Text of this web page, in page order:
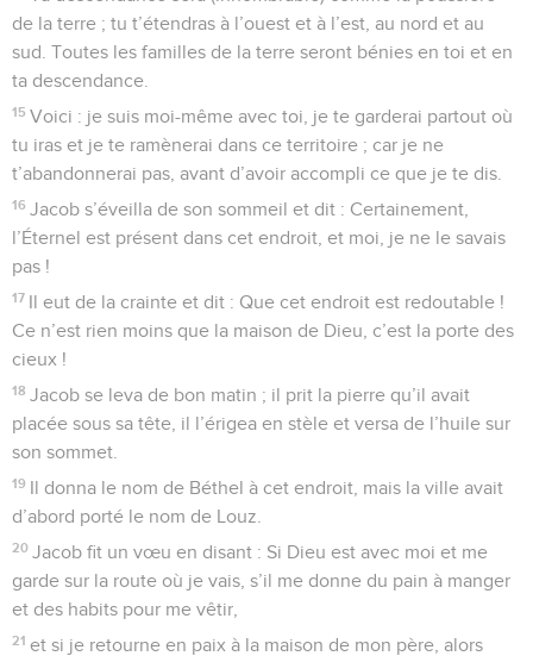
de la terre ; tu t’étendras à l’ouest et à l’est, au nord et au
sud. Toutes les familles de la terre seront bénies en toi et en
ta descendance.
15 Voici : je suis moi-même avec toi, je te garderai partout où
tu iras et je te ramènerai dans ce territoire ; car je ne
t’abandonnerai pas, avant d’avoir accompli ce que je te dis.
16 Jacob s’éveilla de son sommeil et dit : Certainement,
l’Éternel est présent dans cet endroit, et moi, je ne le savais
pas !
17 Il eut de la crainte et dit : Que cet endroit est redoutable !
Ce n’est rien moins que la maison de Dieu, c’est la porte des
cieux !
18 Jacob se leva de bon matin ; il prit la pierre qu’il avait
placée sous sa tête, il l’érigea en stèle et versa de l’huile sur
son sommet.
19 Il donna le nom de Béthel à cet endroit, mais la ville avait
d’abord porté le nom de Louz.
20 Jacob fit un vœu en disant : Si Dieu est avec moi et me
garde sur la route où je vais, s’il me donne du pain à manger
et des habits pour me vêtir,
21 et si je retourne en paix à la maison de mon père, alors